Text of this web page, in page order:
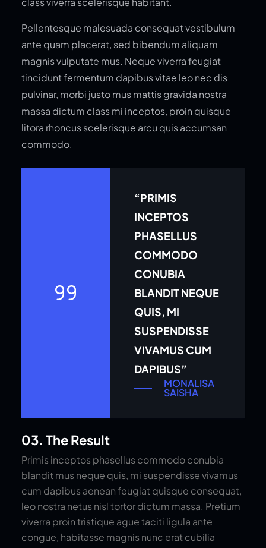
Pellentesque malesuada consequat vestibulum
ante quam placerat, sed bibendum aliquam
magnis vulputate mus. Neque viverra feugiat
tincidunt fermentum dapibus vitae leo nec dis
pulvinar, morbi justo mus mattis gravida nostra
massa dictum class mi inceptos, proin quisque
litora rhoncus scelerisque arcu quis accumsan
commodo.
“PRIMIS
INCEPTOS
PHASELLUS
COMMODO
CONUBIA
BLANDIT NEQUE
QUIS, MI
SUSPENDISSE
VIVAMUS CUM
DAPIBUS”
MONALISA
SAISHA
03. The Result
Primis inceptos phasellus commodo conubia
blandit mus neque quis, mi suspendisse vivamus
cum dapibus aenean feugiat quisque consequat,
leo nostra netus nisl tortor dictum massa. Pretium
viverra proin tristique ague taciti ligula ante
congue, habitasse magnis nunc erat cubilia